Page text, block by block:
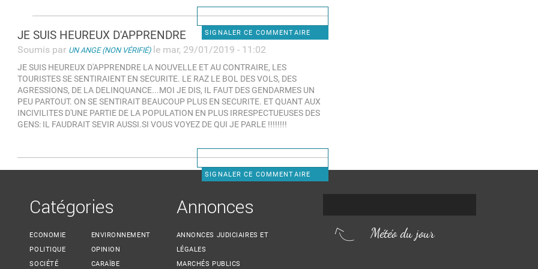
SIGNALER CE COMMENTAIRE
JE SUIS HEUREUX D'APPRENDRE
Soumis par UN ANGE (NON VÉRIFIÉ)le mar, 29/01/2019 - 11:02
JE SUIS HEUREUX D'APPRENDRE LA NOUVELLE ET AU CONTRAIRE, LES
TOURISTES SE SENTIRAIENT EN SECURITE. LE RAZ LE BOL DES VOLS, DES
AGRESSIONS, DE LA DELINQUANCE...MOI JE DIS, IL FAUT DES GENDARMES UN
PEU PARTOUT. ON SE SENTIRAIT BEAUCOUP PLUS EN SECURITE. ET QUANT AUX
INCIVILITES D'UNE PARTIE DE LA POPULATION EN PLUS IRRESPECTUEUSES DES
GENS: IL FAUDRAIT SEVIR AUSSI.SI VOUS VOYEZ DE QUI JE PARLE !!!!!!!!
SIGNALER CE COMMENTAIRE
Catégories
ECONOMIE
POLITIQUE
SOCIÉTÉ
ENVIRONNEMENT
OPINION
CARAÏBE
Annonces
ANNONCES JUDICIAIRES ET
LÉGALES
MARCHÉS PUBLICS
Météo du jour